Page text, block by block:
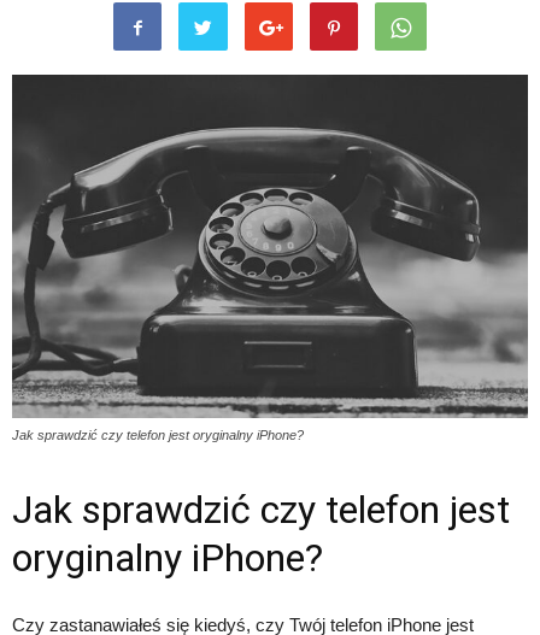
Jak sprawdzić czy telefon jest oryginalny iPhone?
Jak sprawdzić czy telefon jest
oryginalny iPhone?
Czy zastanawiałeś się kiedyś, czy Twój telefon iPhone jest